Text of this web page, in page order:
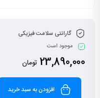
گارانتی سلامت فیزیکی
موجود است
23,890,000 تومان
افزودن به سبد خرید